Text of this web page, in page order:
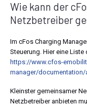
Wie kann der
Netzbetreiber
Im cFos Charging
Steuerung. Hier eine
https://www.cfos-
manager/
Kleinster gemeinsamer
Netzbetreiber anbieten